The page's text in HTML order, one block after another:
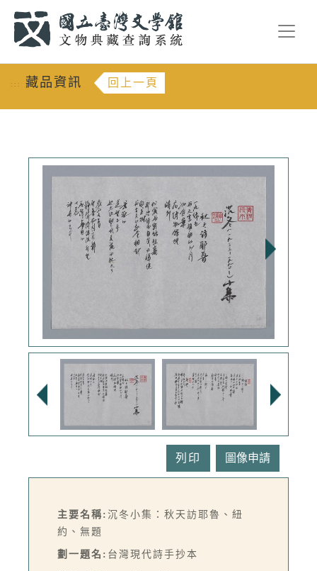
::: 藏品資訊 回上一頁
列印
主要名稱: 沉冬小集：秋天訪耶魯、紐
約、無題
劃一題名: 台灣現代詩手抄本